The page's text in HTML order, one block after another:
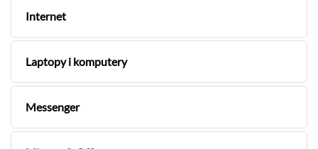
Internet
Laptopy i komputery
Messenger